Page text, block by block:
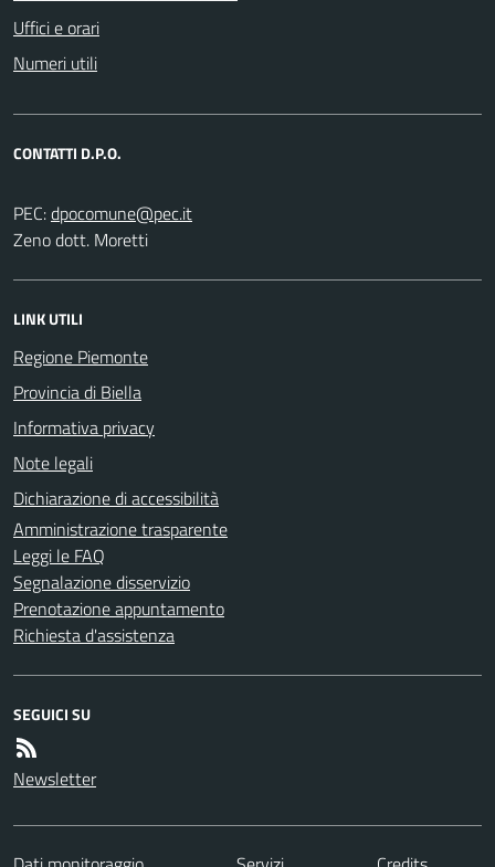
Uffici e orari
Numeri utili
CONTATTI D.P.O.
PEC:
Zeno dott. Moretti
LINK UTILI
Regione Piemonte
Provincia di Biella
Informativa privacy
Note legali
Dichiarazione di accessibilità
Amministrazione trasparente
Leggi le FAQ
Segnalazione disservizio
Prenotazione appuntamento
Richiesta d'assistenza
SEGUICI SU
Newsletter